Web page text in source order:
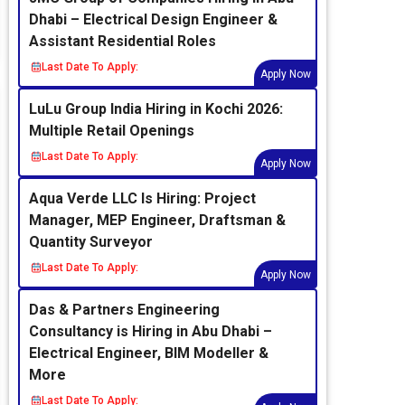
Dhabi – Electrical Design Engineer &
Assistant Residential Roles
Last Date To Apply:
Apply Now
LuLu Group India Hiring in Kochi 2026:
Multiple Retail Openings
Last Date To Apply:
Apply Now
Aqua Verde LLC Is Hiring: Project
Manager, MEP Engineer, Draftsman &
Quantity Surveyor
Last Date To Apply:
Apply Now
Das & Partners Engineering
Consultancy is Hiring in Abu Dhabi –
Electrical Engineer, BIM Modeller &
More
Last Date To Apply: